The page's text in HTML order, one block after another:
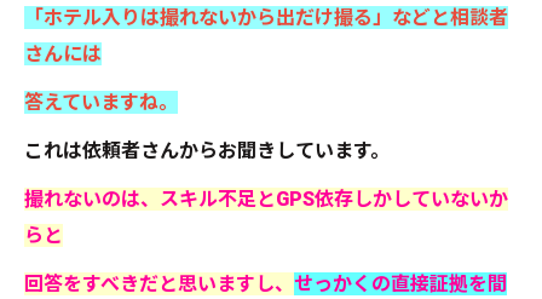
「ホテル入りは撮れないから出だけ撮る」などと相談者
さんには
答えていますね。
これは依頼者さんからお聞きしています。
撮れないのは、スキル不足とGPS依存しかしていないか
らと
回答をすべきだと思いますし、 せっかくの直接証拠を間